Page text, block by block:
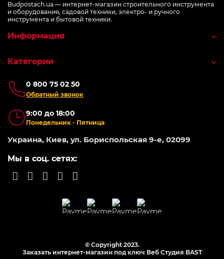
Budpostach.ua — интернет-магазин строительного инструмента
и оборудования, садовой техники, электро- и ручного
инструмента и бытовой техники.
0 800 75 02 50
Обратный звонок
9:00 до 18:00
Понедельник - Пятница
Украина, Киев, ул. Бориспольская 9-е, 02099
Мы в соц. сетях:
Информация
Категории
© Copyright 2023.
Заказать интернет-магазин под ключ Веб Студия BAST